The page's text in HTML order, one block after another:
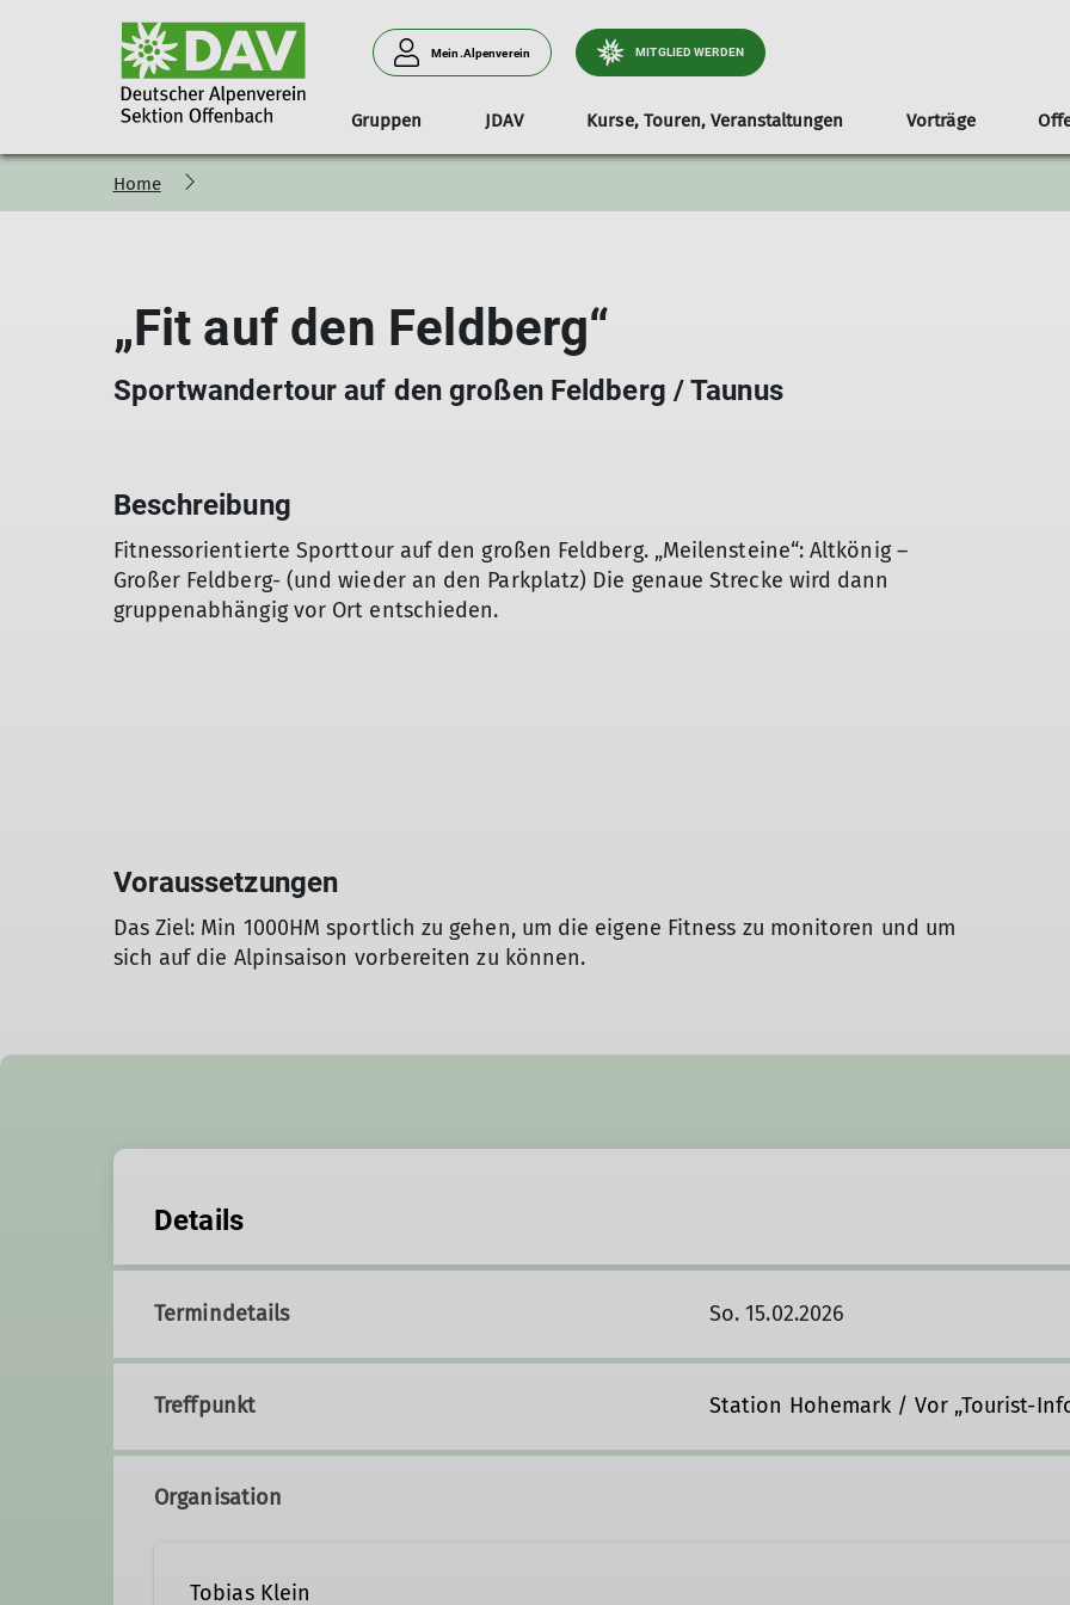
Mein.Alpenverein MITGLIED WERDEN
Gruppen
Wandern Klettern Bergsteigen Jugend | Jako
JDAV Kurse, Touren, Veranstaltungen Vorträge
Vorstand Tourenleiter*in Sektionsmagazin Mitgliederversammlung
Downloads Gebietsführer Mitgliedschaft
Home
„Fit auf den Feldberg“
Sportwandertour auf den großen Feldberg / Taunus
Beschreibung
Fitnessorientierte Sporttour auf den großen Feldberg. „Meilensteine“: Altkönig –
Großer Feldberg- (und wieder an den Parkplatz) Die genaue Strecke wird dann
gruppenabhängig vor Ort entschieden.
Voraussetzungen
Das Ziel: Min 1000HM sportlich zu gehen, um die eigene Fitness zu monitoren und um
sich auf die Alpinsaison vorbereiten zu können.
Details
Termindetails So. 15.02.2026
Treffpunkt Station Hohemark / Vor „Tourist-
Organisation
Tobias Klein